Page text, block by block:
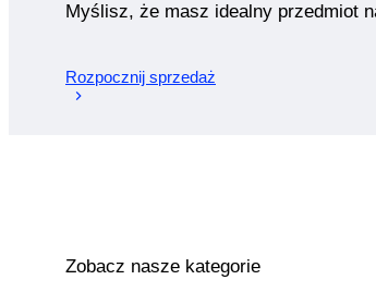
Myślisz, że masz idealny przedmiot
Rozpocznij sprzedaż
Zobacz nasze kategorie